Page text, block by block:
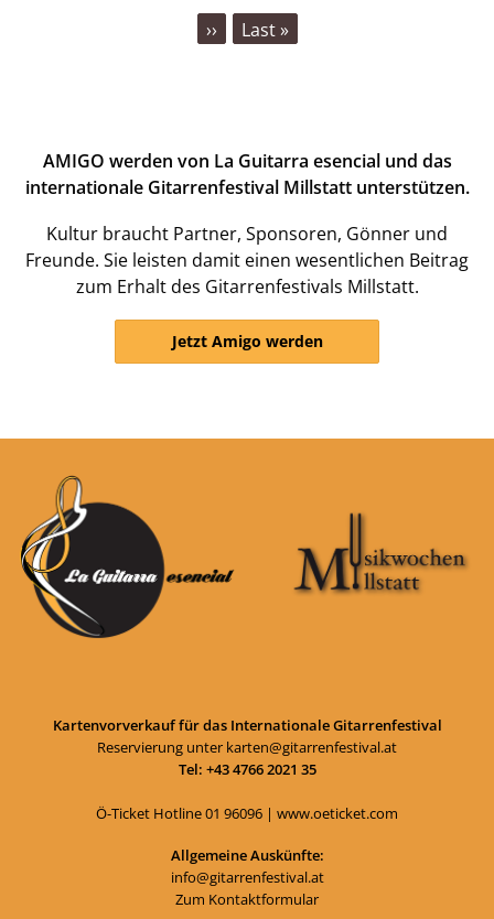
Nächste
››
Last
Last »
AMIGO werden von La Guitarra esencial und das
internationale Gitarrenfestival Millstatt unterstützen.
Kultur braucht Partner, Sponsoren, Gönner und
Freunde. Sie leisten damit einen wesentlichen Beitrag
zum Erhalt des Gitarrenfestivals Millstatt.
Jetzt Amigo werden
Kartenvorverkauf für das Internationale Gitarrenfestival
Reservierung unter karten@gitarrenfestival.at
Tel: +43 4766 2021 35
Ö-Ticket Hotline01 96096 | www.oeticket.com
Allgemeine Auskünfte:
info@gitarrenfestival.at
Zum Kontaktformular